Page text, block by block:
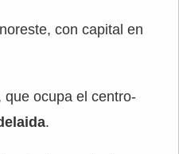
con capital en
que ocupa el centro-
.